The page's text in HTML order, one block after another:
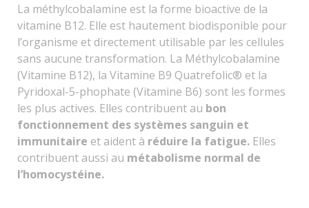
La méthylcobalamine est la forme bioactive de la
vitamine B12. Elle est hautement biodisponible pour
l’organisme et directement utilisable par les cellules
sans aucune transformation. La Méthylcobalamine
(Vitamine B12), la Vitamine B9 Quatrefolic® et la
Pyridoxal-5-phophate (Vitamine B6) sont les formes
les plus actives. Elles contribuent au bon
fonctionnement des systèmes sanguin et
immunitaire et aident à réduire la fatigue. Elles
contribuent aussi au métabolisme normal de
l’homocystéine.